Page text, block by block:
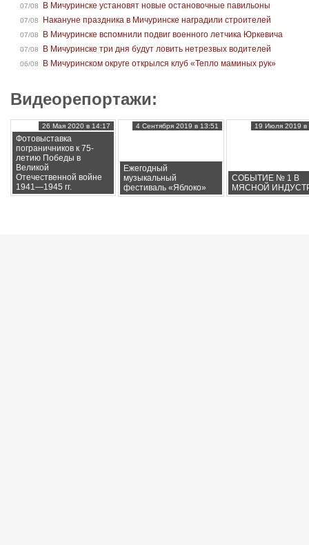
07/08 В Мичуринске установят новые остановочные павильоны
07/08 Накануне праздника в Мичуринске наградили строителей
07/08 В Мичуринске вспомнили подвиг военного летчика Юркевича
07/08 В Мичуринске три дня будут ловить нетрезвых водителей
06/08 В Мичуринском округе открылся клуб «Тепло маминых рук»
Видеорепортажи:
Фотовыставка
пограничников к 75-
летию Победы в
Великой
Отечественной войне
1941—1945 гг.
26 Мая 2020 в 14:17
Ежегодный
музыкальный
фестиваль «Яблоко»
4 Сентября 2019 в 13:51
СОБЫТИЕ № 1 В
МЯСНОЙ
19 Июля 2019 в